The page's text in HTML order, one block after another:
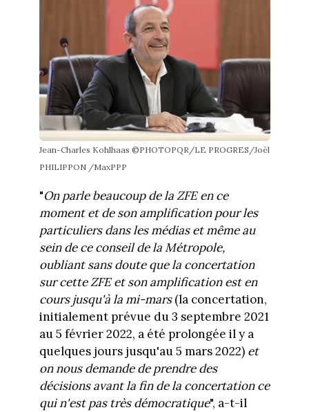
Jean-Charles Kohlhaas ©PHOTOPQR/LE PROGRES/Joël
PHILIPPON /MaxPPP
"On parle beaucoup de la ZFE en ce
moment et de son amplification pour les
particuliers dans les médias et même au
sein de ce conseil de la Métropole,
oubliant sans doute que la concertation
sur cette ZFE et son amplification est en
cours jusqu'à la mi-mars(la concertation,
initialement prévue du 3 septembre 2021
au 5 février 2022, a été prolongée il y a
quelques jours jusqu'au 5 mars 2022)et
on nous demande de prendre des
décisions avant la fin de la concertation ce
qui n'est pas très démocratique", a-t-il